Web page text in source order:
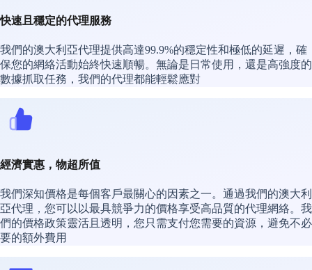
快速且穩定的代理服務
我們的澳大利亞代理提供高達99.9%的穩定性和極低的延遲，確
保您的網絡活動始終快速順暢。無論是日常使用，還是高強度的
數據抓取任務，我們的代理都能輕鬆應對
經濟實惠，物超所值
我們深知價格是每個客戶最關心的因素之一。通過我們的澳大利
亞代理，您可以以最具競爭力的價格享受高品質的代理網絡。我
們的價格政策靈活且透明，您只需支付您需要的資源，避免不必
要的額外費用